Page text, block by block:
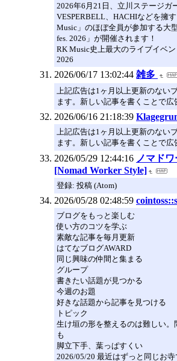
2026年6月21日、立川ステージガ
VESPERBELL、HACHIなどを擁
Music」のほぼ全員が参加する大
fes. 2026」が開催されます！
RK Music史上最大のライブイベン
2026
2026/06/17 13:02:44 雑多
上記広告は1ヶ月以上更新のない
ます。新しい記事を書くことで広
2026/06/16 21:18:39
上記広告は1ヶ月以上更新のない
ます。新しい記事を書くことで広
2026/05/29 12:44:16 ノマド
[Nomad Worker Style]
登録: 投稿 (Atom)
2026/05/28 02:48:59
ブログをもっと楽しむ
使い方のコツを学ぶ
素敵な記事を毎月更新
はてなブログAWARD
同じ興味の仲間と集まる
グループ
書きたい話題が見つかる
今週のお題
好きな話題から記事を見つける
トピック
生け垣の形を整えるのは難しい
も
脚立下手、葉っぱすくい
2026/05/20 最近はずっと同じお